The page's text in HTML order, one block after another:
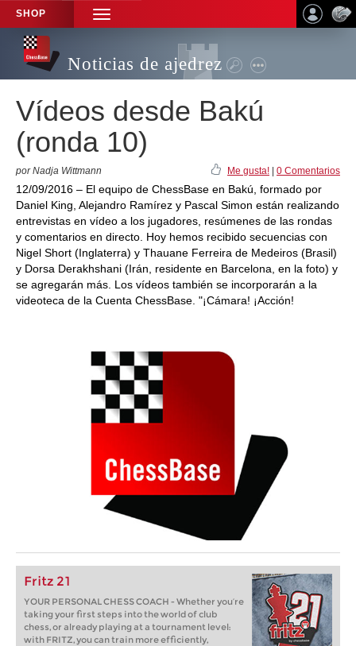
SHOP
TOGGLE
NAVIGATION
Noticias de ajedrez
Vídeos desde Bakú
(ronda 10)
por Nadja Wittmann Me gusta! 0 Comentarios
12/09/2016 – El equipo de ChessBase en Bakú, formado por
Daniel King, Alejandro Ramírez y Pascal Simon están realizando
entrevistas en vídeo a los jugadores, resúmenes de las rondas
y comentarios en directo. Hoy hemos recibido secuencias con
Nigel Short (Inglaterra) y Thauane Ferreira de Medeiros (Brasil)
y Dorsa Derakhshani (Irán, residente en Barcelona, en la foto) y
se agregarán más. Los vídeos también se incorporarán a la
videoteca de la Cuenta ChessBase. "¡Cámara! ¡Acción!
Fritz 21
YOUR PERSONAL CHESS COACH - Whether you’re
taking your first steps into the world of club
chess, or already playing at a tournament level:
with FRITZ, you can train more efficiently,